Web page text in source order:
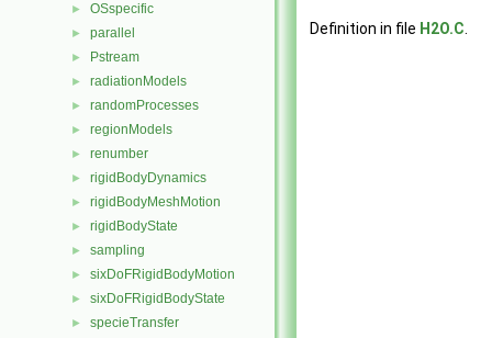
► OSspecific
► parallel
► Pstream
► radiationModels
► randomProcesses
► regionModels
► renumber
► rigidBodyDynamics
► rigidBodyMeshMotion
► rigidBodyState
► sampling
► sixDoFRigidBodyMotion
► sixDoFRigidBodyState
► specieTransfer
Definition in file H2O.C